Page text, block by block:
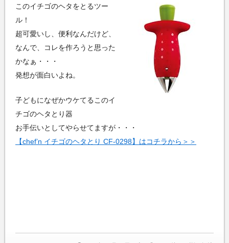
このイチゴのヘタをとるツー
ル！
超可愛いし、便利なんだけど、
なんで、コレを作ろうと思った
かなぁ・・・
発想が面白いよね。
子どもになぜかウケてるこのイ
チゴのヘタとり器
お手伝いとしてやらせてますが・・・
【chef’n イチゴのヘタとり CF-0298】はコチラから＞＞